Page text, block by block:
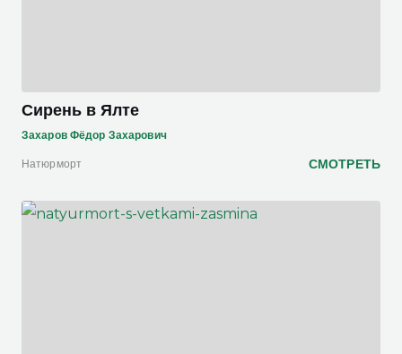
Сирень в Ялте
Захаров Фёдор Захарович
Натюрморт СМОТРЕТЬ